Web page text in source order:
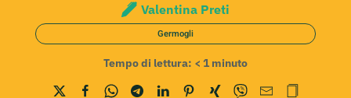
Valentina Preti
Germogli
Tempo di lettura: < 1 minuto